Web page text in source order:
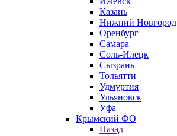
Казань
Нижний Новгород
Оренбург
Самара
Соль-Илецк
Сызрань
Тольятти
Удмуртия
Ульяновск
Уфа
Крымский ФО
Назад